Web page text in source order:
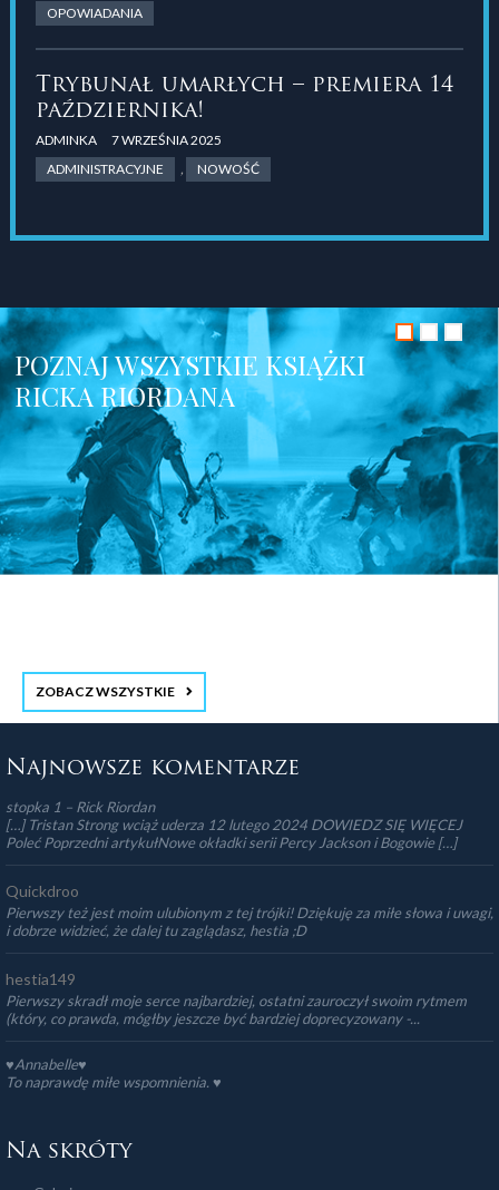
OPOWIADANIA
Trybunał umarłych – premiera 14
października!
ADMINKA
7 WRZEŚNIA 2025
ADMINISTRACYJNE
, NOWOŚĆ
stopka 3
POZNAJ WSZYSTKIE KSIĄŻKI
RICKA RIORDANA
ZOBACZ WSZYSTKIE
Najnowsze komentarze
stopka 1 – Rick Riordan
[…] Tristan Strong wciąż uderza 12 lutego 2024 DOWIEDZ SIĘ WIĘCEJ
Poleć Poprzedni artykułNowe okładki serii Percy Jackson i Bogowie […]
Quickdroo
Pierwszy też jest moim ulubionym z tej trójki! Dziękuję za miłe słowa i uwagi,
i dobrze widzieć, że dalej tu zaglądasz, hestia ;D
hestia149
Pierwszy skradł moje serce najbardziej, ostatni zauroczył swoim rytmem
(który, co prawda, mógłby jeszcze być bardziej doprecyzowany -...
♥Annabelle♥
To naprawdę miłe wspomnienia. ♥️
Na skróty